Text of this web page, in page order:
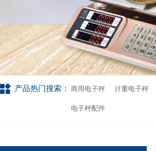
产品热门搜索： 商用电子秤 计重电子秤
电子秤配件